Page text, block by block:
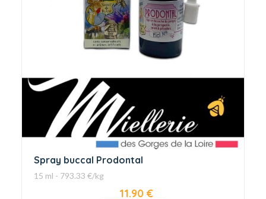
Spray buccal Prodontal
15 ml - 793.33 €/kg
11.90 €